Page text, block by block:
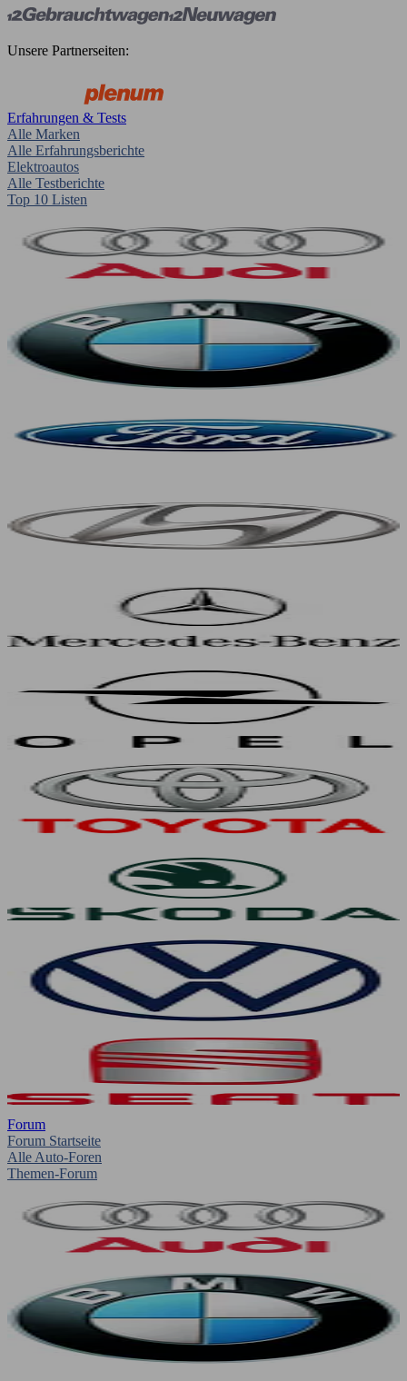
Unsere Partnerseiten:
Erfahrungen & Tests
Alle Marken
Alle Erfahrungsberichte
Elektroautos
Alle Testberichte
Top 10 Listen
Forum
Forum Startseite
Alle Auto-Foren
Themen-Forum